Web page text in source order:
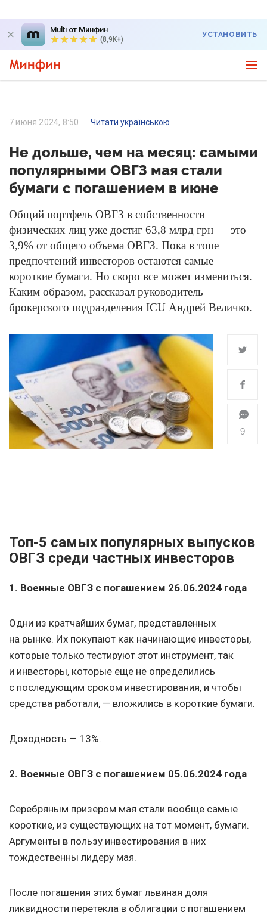
Multi от Минфин
(8,9K+)
УСТАНОВИТЬ
7 июня 2024, 8:50 Читати українською
Не дольше, чем на месяц: самыми
популярными ОВГЗ мая стали
бумаги с погашением в июне
Общий портфель ОВГЗ в собственности
физических лиц уже достиг 63,8 млрд грн — это
3,9% от общего объема ОВГЗ. Пока в топе
предпочтений инвесторов остаются самые
короткие бумаги. Но скоро все может измениться.
Каким образом, рассказал руководитель
брокерского подразделения ICU Андрей Величко.
9
Топ-5 самых популярных выпусков
ОВГЗ среди частных инвесторов
1. Военные ОВГЗ с погашением 26.06.2024 года
Одни из кратчайших бумаг, представленных
на рынке. Их покупают как начинающие инвесторы,
которые только тестируют этот инструмент, так
и инвесторы, которые еще не определились
с последующим сроком инвестирования, и чтобы
средства работали, — вложились в короткие бумаги.
Доходность — 13%.
2. Военные ОВГЗ с погашением 05.06.2024 года
Серебряным призером мая стали вообще самые
короткие, из существующих на тот момент, бумаги.
Аргументы в пользу инвестирования в них
тождественны лидеру мая.
После погашения этих бумаг львиная доля
ликвидности перетекла в облигации с погашением